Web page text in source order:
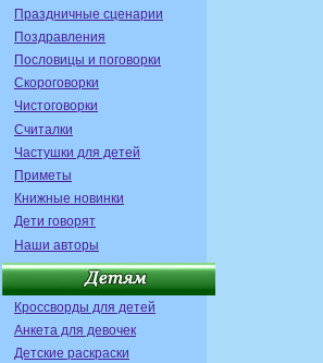
Праздничные сценарии
Поздравления
Пословицы и поговорки
Скороговорки
Чистоговорки
Считалки
Частушки для детей
Приметы
Книжные новинки
Дети говорят
Наши авторы
Кроссворды для детей
Анкета для девочек
Детские раскраски